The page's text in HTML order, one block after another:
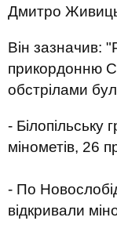
Дмитро
Він зазначив:
прикордонню
обстрілами
- Білопільську
мінометів, 26
- По
відкривали